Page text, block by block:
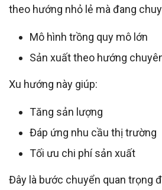
theo hướng nhỏ lẻ mà đang
Mô hình trồng quy mô lớn
Sản xuất theo hướng
Xu hướng này giúp:
Tăng sản lượng
Đáp ứng nhu cầu thị trường
Tối ưu chi phí sản xuất
Đây là bước chuyển quan trọng